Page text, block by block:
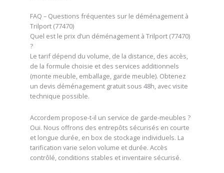
FAQ – Questions fréquentes sur le déménagement à
Trilport (77470)
Quel est le prix d’un déménagement à Trilport (77470)
?
Le tarif dépend du volume, de la distance, des accès,
de la formule choisie et des services additionnels
(monte meuble, emballage, garde meuble). Obtenez
un devis déménagement gratuit sous 48h, avec visite
technique possible.
Accordem propose-t-il un service de garde-meubles ?
Oui. Nous offrons des entrepôts sécurisés en courte
et longue durée, en box de stockage individuels. La
tarification varie selon volume et durée. Accès
contrôlé, conditions stables et inventaire sécurisé.